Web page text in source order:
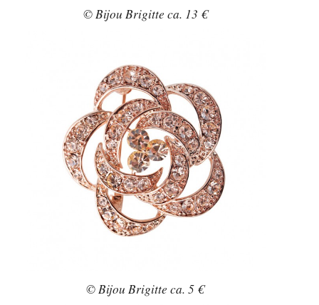
© Bijou Brigitte ca. 13 €
© Bijou Brigitte ca. 5 €